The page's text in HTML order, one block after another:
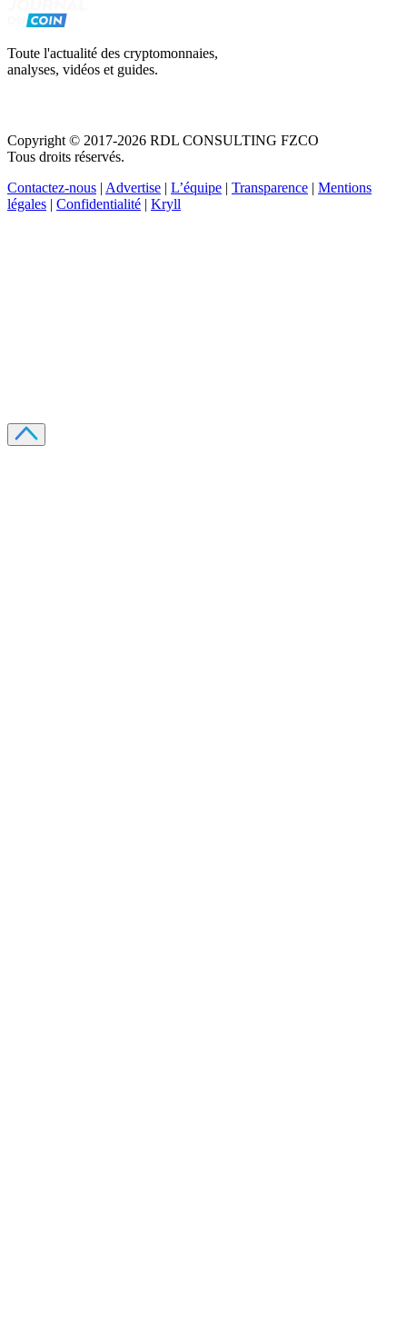
Toute l'actualité des cryptomonnaies,
analyses, vidéos et guides.
Copyright © 2017-2026 RDL CONSULTING FZCO
Tous droits réservés.
Contactez-nous | Advertise | L’équipe | Transparence | Mentions
légales | Confidentialité | Kryll